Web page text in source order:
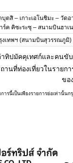
ตสิ – เกาะเอโนชิมะ – วัด
ร์ค คิซะระซุ – สนามบินฮาเ
งเทพฯ (สนามบินสุวรรณภูมิ)
าทิปมัคคุเทศก์และคน
นที่ท่องเที่ยวในราย
ขอ
การนี้เป็นเพียงรายการย่อเท่านั้น